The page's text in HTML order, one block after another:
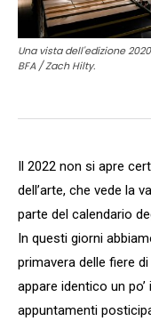
Una vista dell'edizione
BFA / Zach Hilty.
Il 2022 non si apre
dell’arte, che vede la
parte del calendario
In questi giorni
primavera delle fiere
appare identico un
appuntamenti